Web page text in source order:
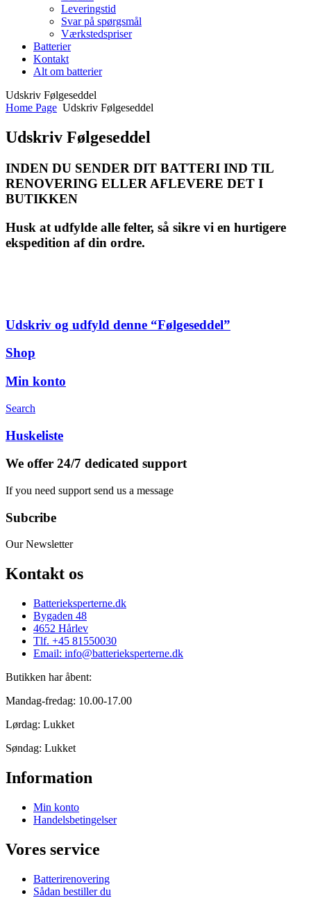
Leveringstid
Svar på spørgsmål
Værkstedspriser
Batterier
Kontakt
Alt om batterier
Udskriv Følgeseddel
Home Page Udskriv Følgeseddel
Udskriv Følgeseddel
INDEN DU SENDER DIT BATTERI IND TIL
RENOVERING ELLER AFLEVERE DET I
BUTIKKEN
Husk at udfylde alle felter, så sikre vi en hurtigere
ekspedition af din ordre.
Udskriv og udfyld denne “Følgeseddel”
Shop
Min konto
Search
Huskeliste
We offer 24/7 dedicated support
If you need support send us a message
Subcribe
Our Newsletter
Kontakt os
Batterieksperterne.dk
Bygaden 48
4652 Hårlev
Tlf. +45 81550030
Email: info@batterieksperterne.dk
Butikken har åbent:
Mandag-fredag: 10.00-17.00
Lørdag: Lukket
Søndag: Lukket
Information
Min konto
Handelsbetingelser
Vores service
Batterirenovering
Sådan bestiller du